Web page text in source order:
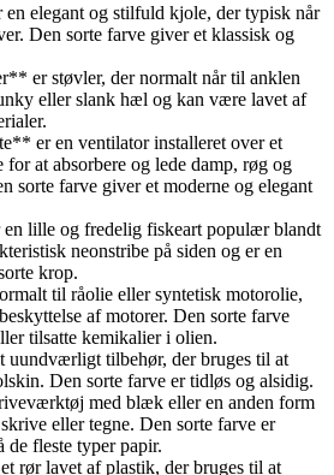
elegant og stilfuld kjole, der typisk når
Den sorte farve giver et klassisk og
er støvler, der normalt når til anklen
eller slank hæl og kan være lavet af
er en ventilator installeret over et
at absorbere og lede damp, røg og
sorte farve giver et moderne og elegant
lille og fredelig fiskeart populær blandt
neonstribe på siden og er en
krop.
til råolie eller syntetisk motorolie,
af motorer. Den sorte farve
tilsatte kemikalier i olien.
tilbehør, der bruges til at
Den sorte farve er tidløs og alsidig.
med blæk eller en anden form
eller tegne. Den sorte farve er
de fleste typer papir.
rør lavet af plastik, der bruges til at